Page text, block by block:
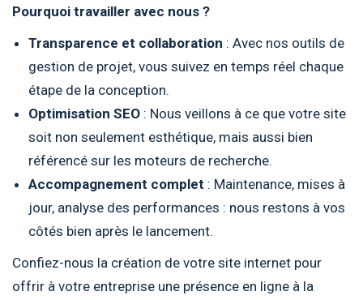
Pourquoi travailler avec nous ?
Transparence et collaboration : Avec nos outils de
gestion de projet, vous suivez en temps réel chaque
étape de la conception.
Optimisation SEO : Nous veillons à ce que votre site
soit non seulement esthétique, mais aussi bien
référencé sur les moteurs de recherche.
Accompagnement complet : Maintenance, mises à
jour, analyse des performances : nous restons à vos
côtés bien après le lancement.
Confiez-nous la création de votre site internet pour
offrir à votre entreprise une présence en ligne à la